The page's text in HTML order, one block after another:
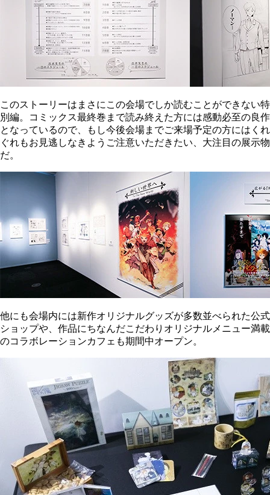
このストーリーはまさにこの会場でしか読むことができない特
別編。コミックス最終巻まで読み終えた方には感動必至の良作
となっているので、もし今後会場までご来場予定の方にはくれ
ぐれもお見逃しなきようご注意いただきたい、大注目の展示物
だ。
他にも会場内には新作オリジナルグッズが多数並べられた公式
ショップや、作品にちなんだこだわりオリジナルメニュー満載
のコラボレーションカフェも期間中オープン。